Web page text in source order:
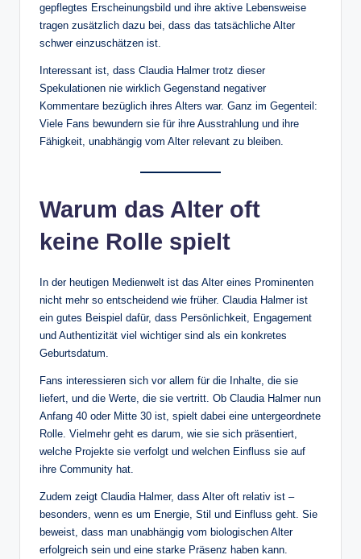
gepflegtes Erscheinungsbild und ihre aktive Lebensweise
tragen zusätzlich dazu bei, dass das tatsächliche Alter
schwer einzuschätzen ist.
Interessant ist, dass Claudia Halmer trotz dieser
Spekulationen nie wirklich Gegenstand negativer
Kommentare bezüglich ihres Alters war. Ganz im Gegenteil:
Viele Fans bewundern sie für ihre Ausstrahlung und ihre
Fähigkeit, unabhängig vom Alter relevant zu bleiben.
Warum das Alter oft
keine Rolle spielt
In der heutigen Medienwelt ist das Alter eines Prominenten
nicht mehr so entscheidend wie früher. Claudia Halmer ist
ein gutes Beispiel dafür, dass Persönlichkeit, Engagement
und Authentizität viel wichtiger sind als ein konkretes
Geburtsdatum.
Fans interessieren sich vor allem für die Inhalte, die sie
liefert, und die Werte, die sie vertritt. Ob Claudia Halmer nun
Anfang 40 oder Mitte 30 ist, spielt dabei eine untergeordnete
Rolle. Vielmehr geht es darum, wie sie sich präsentiert,
welche Projekte sie verfolgt und welchen Einfluss sie auf
ihre Community hat.
Zudem zeigt Claudia Halmer, dass Alter oft relativ ist –
besonders, wenn es um Energie, Stil und Einfluss geht. Sie
beweist, dass man unabhängig vom biologischen Alter
erfolgreich sein und eine starke Präsenz haben kann.